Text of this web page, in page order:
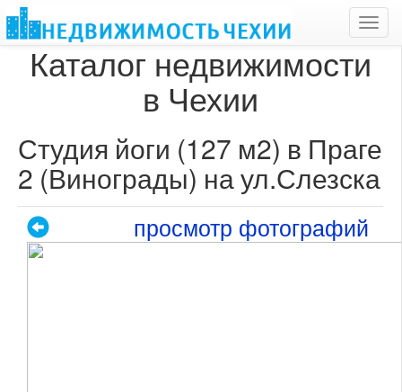
Каталог недвижимости
в Чехии
Студия йоги (127 м2) в Праге
2 (Винограды) на ул.Слезска
просмотр фотографий